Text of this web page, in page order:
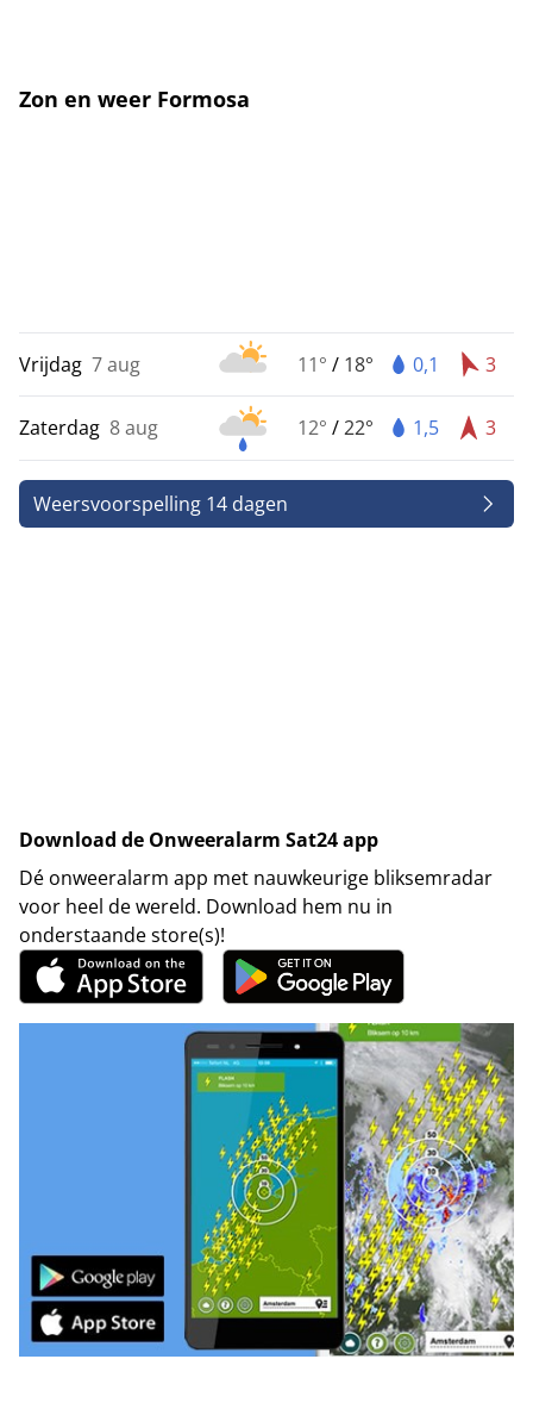
Zon en weer Formosa
Vrijdag 7 aug 11° / 18° 0,1 3
Zaterdag 8 aug 12° /22° 1,5 3
Weersvoorspelling 14 dagen
Download de Onweeralarm Sat24 app
Dé onweeralarm app met nauwkeurige bliksemradar
voor heel de wereld. Download hem nu in
onderstaande store(s)!